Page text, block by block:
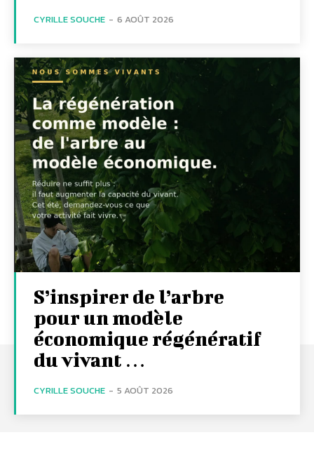
CYRILLE SOUCHE - 6 AOÛT 2026
S’inspirer de l’arbre
pour un modèle
économique régénératif
du vivant …
CYRILLE SOUCHE - 5 AOÛT 2026